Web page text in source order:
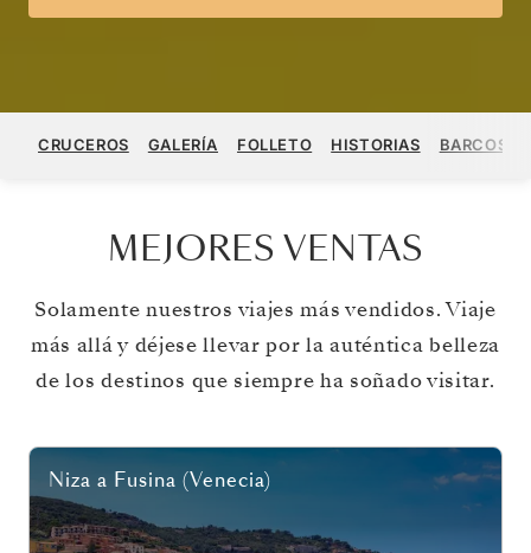
CRUCEROS GALERÍA FOLLETO HISTORIAS BARCOS
MEJORES VENTAS
Solamente nuestros viajes más vendidos. Viaje
más allá y déjese llevar por la auténtica belleza
de los destinos que siempre ha soñado visitar.
Niza a Fusina (Venecia)